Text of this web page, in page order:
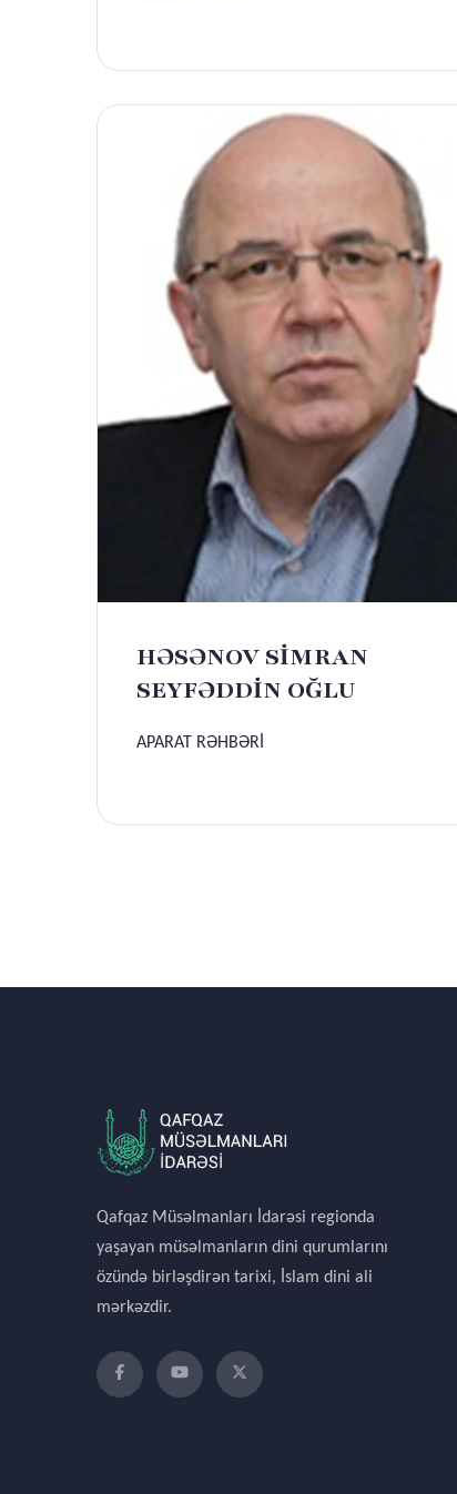
HƏSƏNOV SİMRAN
SEYFƏDDİN OĞLU
APARAT RƏHBƏRİ
Qafqaz Müsəlmanları İdarəsi regionda
yaşayan müsəlmanların dini qurumlarını
özündə birləşdirən tarixi, İslam dini ali
mərkəzdir.